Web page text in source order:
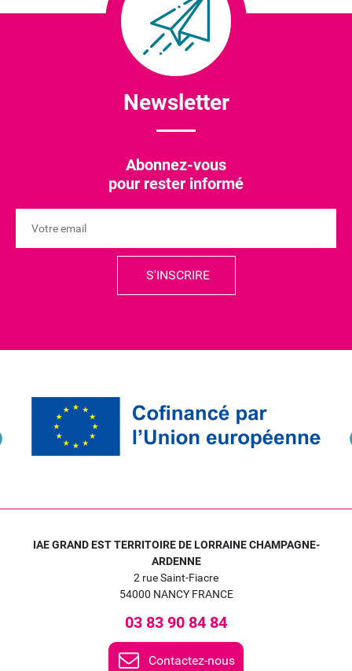
Newsletter
Abonnez-vous
pour rester informé
IAE GRAND EST TERRITOIRE DE LORRAINE CHAMPAGNE-
ARDENNE
2 rue Saint-Fiacre
54000 NANCY FRANCE
03 83 90 84 84
Contactez-nous